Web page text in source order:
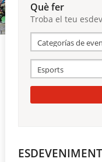
Reserves
Què fer
Troba el teu